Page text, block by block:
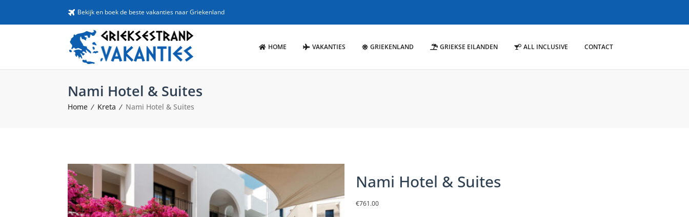
Bekijk en boek de beste vakanties naar Griekenland
HOME VAKANTIES GRIEKENLAND GRIEKSE EILANDEN ALL INCLUSIVE CONTACT
Nami Hotel & Suites
Home Kreta Nami Hotel & Suites
Nami Hotel & Suites
€761.00